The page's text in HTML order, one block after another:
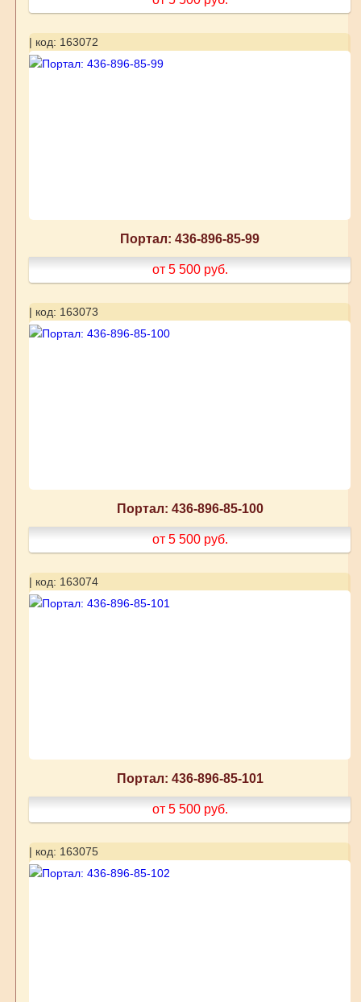
| код: 163072
Портал: 436-896-85-99
от 5 500 руб.
| код: 163073
Портал: 436-896-85-100
от 5 500 руб.
| код: 163074
Портал: 436-896-85-101
от 5 500 руб.
| код: 163075